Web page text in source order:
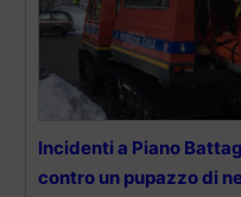
Incidenti a Piano
contro un pupazzo di